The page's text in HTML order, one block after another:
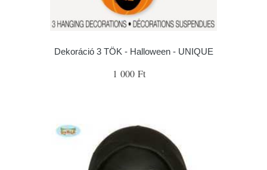
Dekoráció 3 TÖK - Halloween - UNIQUE
1 000 Ft